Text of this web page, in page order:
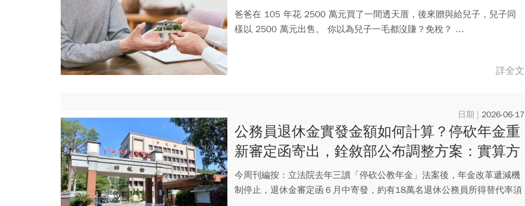
很多人算錯這件事
爸爸在 105 年花 2500 萬元買了一間透天厝，後來贈與給兒子，兒子同
樣以 2500 萬元出售。 你以為兒子一毛都沒賺？免稅？ ...
詳全文
2026-06-17
公務員退休金實發金額如何計算？停砍年金重
新審定函寄出，銓敘部公布調整方案：實算方
式一次看
今周刊編按：立法院去年三讀「停砍公教年金」法案後，年金改革遞減機
制停止，退休金審定函６月中寄發，約有18萬名退休公務員所得替代率須